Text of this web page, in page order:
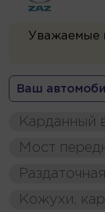
Уважаемые
Ваш
Карданный
Мост
Кожухи,